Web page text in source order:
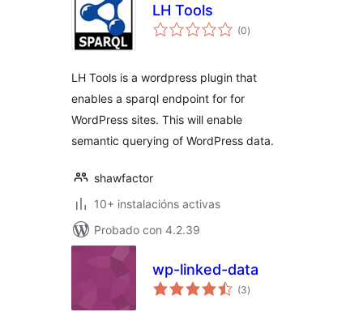
LH Tools
(0valoracións
totais
)
LH Tools is a wordpress plugin that
enables a sparql endpoint for for
WordPress sites. This will enable
semantic querying of WordPress data.
shawfactor
10+ instalacións activas
Probado con 4.2.39
wp-linked-data
(3valoracións
totais
)